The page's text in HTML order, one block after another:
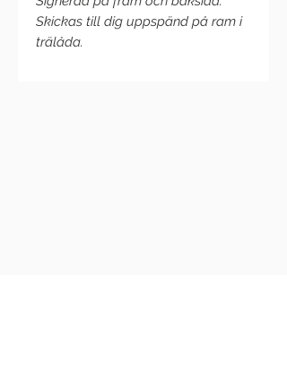
Skickas till dig uppspänd på ram i
trälåda.